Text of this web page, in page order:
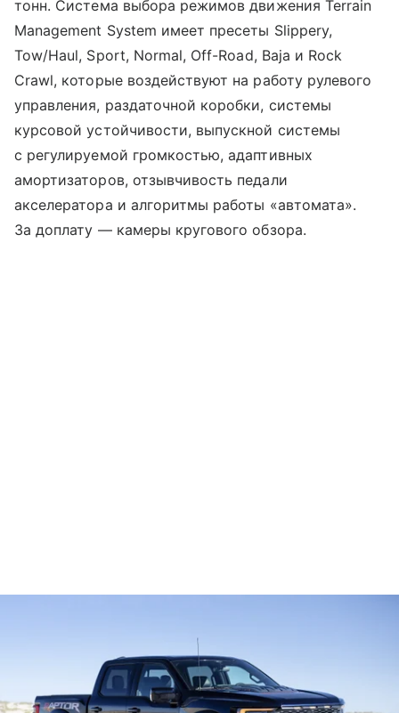
тонн. Система выбора режимов движения Terrain
Management System имеет пресеты Slippery,
Tow/Haul, Sport, Normal, Off-Road, Baja и Rock
Crawl, которые воздействуют на работу рулевого
управления, раздаточной коробки, системы
курсовой устойчивости, выпускной системы
с регулируемой громкостью, адаптивных
амортизаторов, отзывчивость педали
акселератора и алгоритмы работы «автомата».
За доплату — камеры кругового обзора.